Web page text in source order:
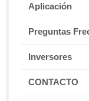
Aplicación
Preguntas
Inversores
CONTACTO